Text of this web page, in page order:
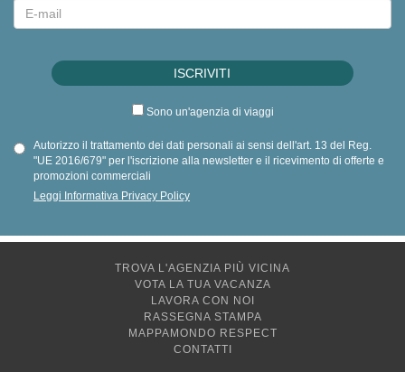
Sono un'agenzia di viaggi
Autorizzo il trattamento dei dati personali ai sensi dell'art. 13 del Reg.
"UE 2016/679" per l'iscrizione alla newsletter e il ricevimento di offerte e
promozioni commerciali
Leggi Informativa Privacy Policy
TROVA L'AGENZIA PIÙ VICINA
VOTA LA TUA VACANZA
LAVORA CON NOI
RASSEGNA STAMPA
MAPPAMONDO RESPECT
CONTATTI